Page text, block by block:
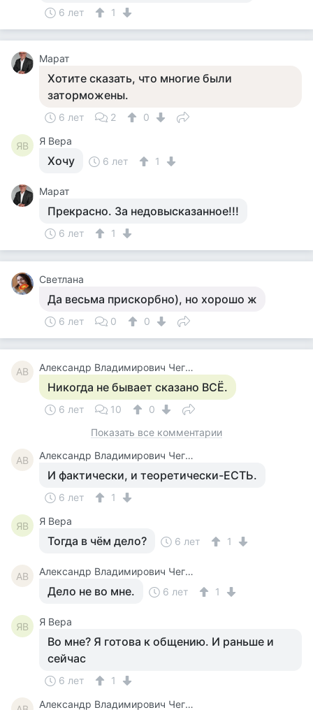
6 лет 1
Марат
Хотите сказать, что многие были
заторможены.
6 лет 2 0
ЯВ Я Вера
Хочу 6 лет 1
Марат
Прекрасно. За недовысказанное!!!
6 лет 1
Светлана
Да весьма прискорбно), но хорошо ж
6 лет 0 0
АВ Александр Владимирович Чегодаев
Никогда не бывает сказано ВСЁ.
6 лет 10
0
Показать все комментарии
АВ Александр Владимирович Чегодаев
И фактически, и теоретически-ЕСТЬ.
6 лет 1
ЯВ Я Вера
Тогда в чём дело? 6 лет 1
АВ Александр Владимирович Чегодаев
Дело не во мне. 6 лет 1
ЯВ Я Вера
Во мне? Я готова к общению. И раньше и
сейчас
6 лет 1
Александр Владимирович Чегодаев